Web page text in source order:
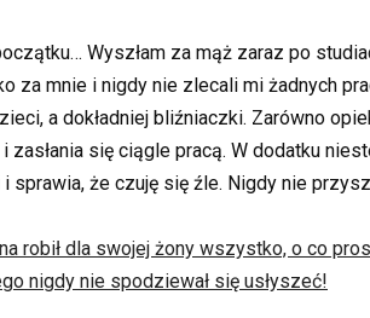
Wyszłam za mąż zaraz po
za mnie i nigdy nie zlecali mi żadnych
a dokładniej bliźniaczki. Zarówno
zasłania się ciągle pracą. W dodatku
sprawia, że czuję się źle. Nigdy nie
robił dla swojej żony wszystko, o co
nigdy nie spodziewał się usłyszeć!